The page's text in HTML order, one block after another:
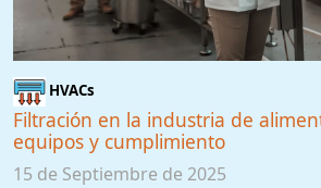
HVACs
Filtración en la industria de
equipos y cumplimiento
15 de Septiembre de 2025